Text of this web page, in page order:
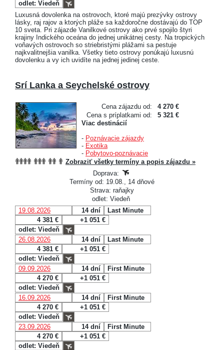
odlet: Viedeň
Luxusná dovolenka na ostrovoch, ktoré majú prezývky ostrovy
lásky, raj rajov a ktorých pláže sa každoročne dostávajú do TOP
10 sveta. Pri zájazde Vanilkové ostrovy ako prvé spojilo štyri
krajiny Indického oceána do jednej unikátnej cesty. Na tropických
voňavých ostrovoch so striebristými plážami sa pestuje
najkvalitnejšia vanilka. Všetky tieto ostrovy ponúkajú luxusnú
dovolenku a vy ich uvidíte na jednej jedinej ceste.
Srí Lanka a Seychelské ostrovy
Cena zájazdu od:
4 270 €
Cena s príplatkami od:
5 321 €
Viac destinácií
- Poznávacie zájazdy
- Exotika
- Pobytovo-poznávacie
Zobraziť všetky termíny a popis zájazdu »
Doprava:
Termíny od: 19.08., 14 dňové
Strava: raňajky
odlet: Viedeň
19.08.2026
14 dní
Last Minute
4 381 €
+1 051 €
odlet: Viedeň
26.08.2026
14 dní
Last Minute
4 381 €
+1 051 €
odlet: Viedeň
09.09.2026
14 dní
First Minute
4 270 €
+1 051 €
odlet: Viedeň
16.09.2026
14 dní
First Minute
4 270 €
+1 051 €
odlet: Viedeň
23.09.2026
14 dní
First Minute
4 270 €
+1 051 €
odlet: Viedeň